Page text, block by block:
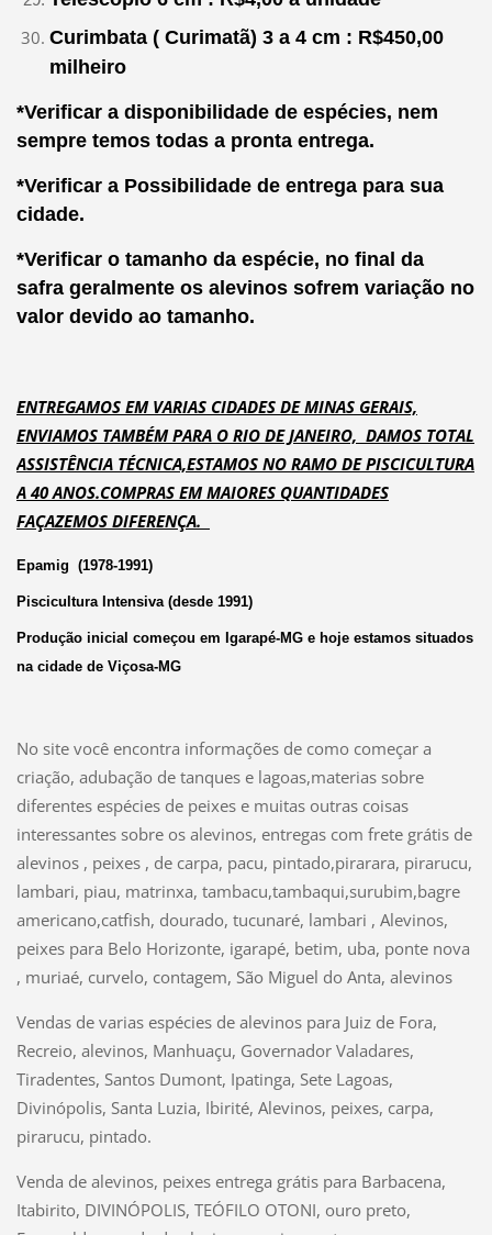
Curimbata ( Curimatã) 3 a 4 cm : R$450,00
milheiro
*Verificar a disponibilidade de espécies, nem
sempre temos todas a pronta entrega.
*Verificar a Possibilidade de entrega para sua
cidade.
*Verificar o tamanho da espécie, no final da
safra geralmente os alevinos sofrem variação no
valor devido ao tamanho.
ENTREGAMOS EM VARIAS CIDADES DE MINAS GERAIS,
ENVIAMOS TAMBÉM PARA O RIO DE JANEIRO, DAMOS TOTAL
ASSISTÊNCIA TÉCNICA,ESTAMOS NO RAMO DE PISCICULTURA
A 40 ANOS.COMPRAS EM MAIORES QUANTIDADES
FAÇAZEMOS DIFERENÇA.
Epamig (1978-1991)
Piscicultura Intensiva (desde 1991)
Produção inicial começou em Igarapé-MG e hoje estamos situados
na cidade de Viçosa-MG
No site você encontra informações de como começar a
criação, adubação de tanques e lagoas,materias sobre
diferentes espécies de peixes e muitas outras coisas
interessantes sobre os alevinos, entregas com frete grátis de
alevinos , peixes , de carpa, pacu, pintado,pirarara, pirarucu,
lambari, piau, matrinxa, tambacu,tambaqui,surubim,bagre
americano,catfish, dourado, tucunaré, lambari , Alevinos,
peixes para Belo Horizonte, igarapé, betim, uba, ponte nova
, muriaé, curvelo, contagem, São Miguel do Anta, alevinos
Vendas de varias espécies de alevinos para Juiz de Fora,
Recreio, alevinos, Manhuaçu, Governador Valadares,
Tiradentes, Santos Dumont, Ipatinga, Sete Lagoas,
Divinópolis, Santa Luzia, Ibirité, Alevinos, peixes, carpa,
pirarucu, pintado.
Venda de alevinos, peixes entrega grátis para Barbacena,
Itabirito, DIVINÓPOLIS, TEÓFILO OTONI, ouro preto,